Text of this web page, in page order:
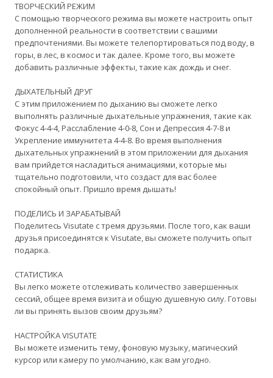
ТВОРЧЕСКИЙ РЕЖИМ
С помощью творческого режима вы можете настроить опыт
дополненной реальности в соответствии с вашими
предпочтениями. Вы можете телепортироваться под воду, в
горы, в лес, в космос и так далее. Кроме того, вы можете
добавить различные эффекты, такие как дождь и снег.
ДЫХАТЕЛЬНЫЙ ДРУГ
С этим приложением по дыханию вы сможете легко
выполнять различные дыхательные упражнения, такие как
Фокус 4-4-4, Расслабление 4-0-8, Сон и Депрессия 4-7-8 и
Укрепление иммунитета 4-4-8. Во время выполнения
дыхательных упражнений в этом приложении для дыхания
вам прийдется насладиться анимациями, которые мы
тщательно подготовили, что создаст для вас более
спокойный опыт. Пришло время дышать!
ПОДЕЛИСЬ И ЗАРАБАТЫВАЙ
Поделитесь Visutate с тремя друзьями. После того, как ваши
друзья присоединятся к Visutate, вы сможете получить опыт
подарка.
СТАТИСТИКА
Вы легко можете отслеживать количество завершенных
сессий, общее время визита и общую душевную силу. Готовы
ли вы принять вызов своим друзьям?
НАСТРОЙКА VISUTATE
Вы можете изменить тему, фоновую музыку, магический
курсор или камеру по умолчанию, как вам угодно.